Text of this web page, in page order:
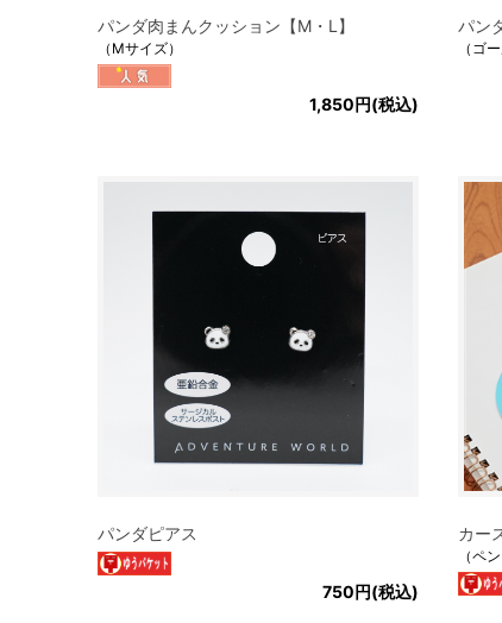
パンダ肉まんクッション【M・L】
（Mサイズ）
1,850円(税込)
パン
（ゴ
パンダピアス
750円(税込)
カー
（ペ